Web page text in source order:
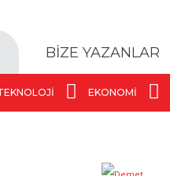
BİZE YAZANLAR
EKONOMI